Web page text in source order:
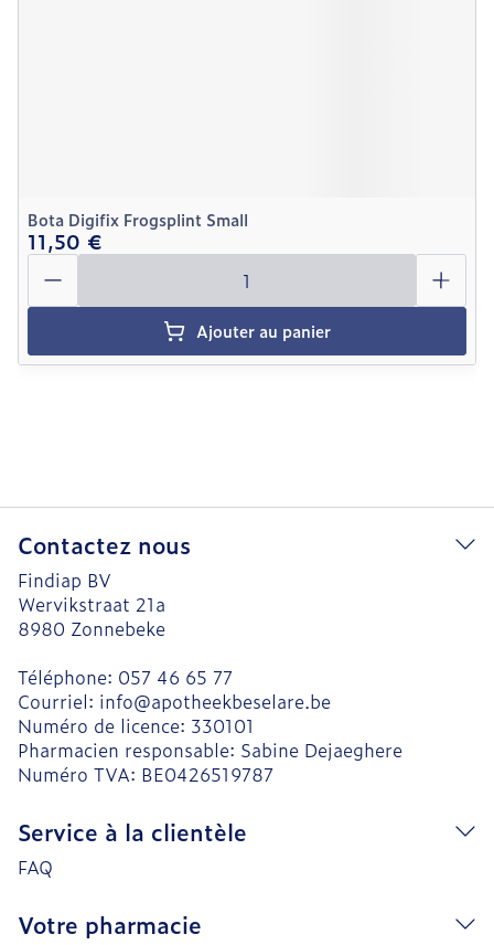
Bota Digifix Frogsplint Small
11,50 €
Quantité
Ajouter au panier
Contactez nous
Findiap BV
Wervikstraat 21a
8980 Zonnebeke
Téléphone: 057 46 65 77
Courriel: info@apotheekbeselare.be
Numéro de licence: 330101
Pharmacien responsable: Sabine Dejaeghere
Numéro TVA: BE0426519787
Service à la clientèle
FAQ
Votre pharmacie